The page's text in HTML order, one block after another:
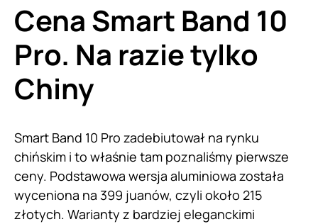
Cena Smart Band 10
Pro. Na razie tylko
Chiny
Smart Band 10 Pro zadebiutował na rynku
chińskim i to właśnie tam poznaliśmy pierwsze
ceny. Podstawowa wersja aluminiowa została
wyceniona na 399 juanów, czyli około 215
złotych. Warianty z bardziej eleganckimi